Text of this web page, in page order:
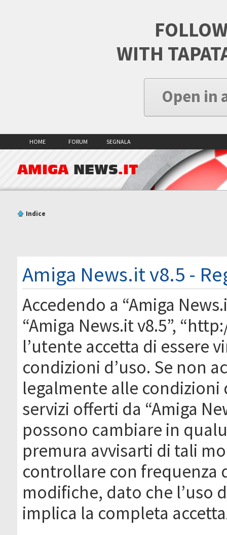
WITH
Open in
HOME FORUM SEGNALA
AMIGA NEWS.IT
Indice
Amiga News.it v8.5 -
Accedendo a “Amiga
“Amiga News.it v8.5”,
l’utente accetta di essere
condizioni d’uso. Se non
legalmente alle condizioni
servizi offerti da “Amiga
possono cambiare in
premura avvisarti di tali
controllare con frequenza
modifiche, dato che l’uso
implica la completa